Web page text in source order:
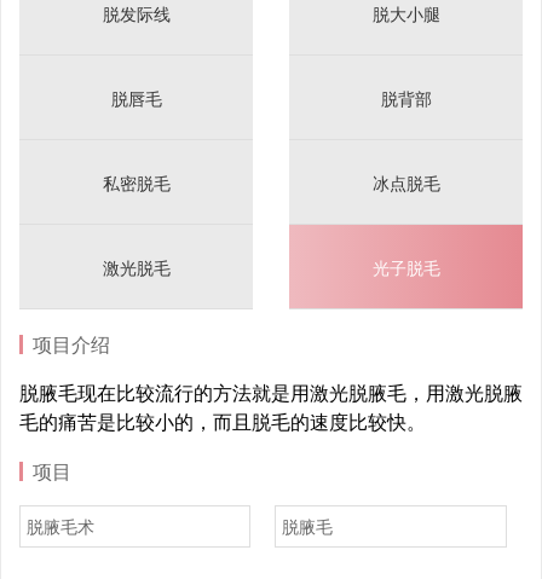
脱发际线 脱大小腿
脱唇毛 脱背部
私密脱毛 冰点脱毛
激光脱毛 光子脱毛
项目介绍
脱腋毛现在比较流行的方法就是用激光脱腋毛，用激光脱腋
毛的痛苦是比较小的，而且脱毛的速度比较快。
项目
脱腋毛术 脱腋毛